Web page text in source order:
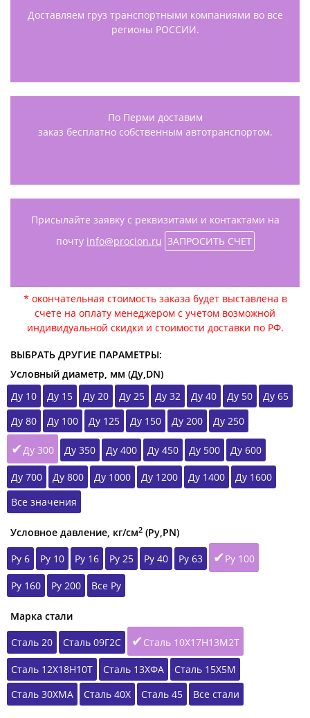
Доставляем груз транспортными компаниями во все
регионы РОССИИ.
По Перми доставим
заказ бесплатно собственным автотранспортом.
Присылайте заявку с реквизитами и контактами на
почту info@procion.ru ЗАПРОСИТЬ СЧЕТ
* окончательная стоимость заказа будет выставлена в
счете на оплату менеджером с учетом возможной
индивидуальной скидки и стоимости доставки по РФ.
ВЫБРАТЬ ДРУГИЕ ПАРАМЕТРЫ:
Условный диаметр, мм (Ду,DN)
Ду 10
Ду 15 Ду 20 Ду 25 Ду 32 Ду 40 Ду 50
Ду 65
Ду 80
Ду 100 Ду 125 Ду 150 Ду 200 Ду 250
Ду 300 Ду 350 Ду 400 Ду 450 Ду 500 Ду 600
Ду 700 Ду 800 Ду 1000 Ду 1200 Ду 1400
Ду 1600
Все значения
Условное давление, кг/см2 (Ру,РN)
Ру 6
Ру 10 Ру 16 Ру 25 Ру 40 Ру 63 Ру 100
Ру 160 Ру 200 Все Ру
Марка стали
Сталь 20
Сталь 09Г2С Сталь 10Х17Н13М2Т
Сталь 12Х18Н10Т Сталь 13ХФА
Сталь 15Х5М
Сталь 30ХМА
Сталь 40Х Сталь 45 Все стали